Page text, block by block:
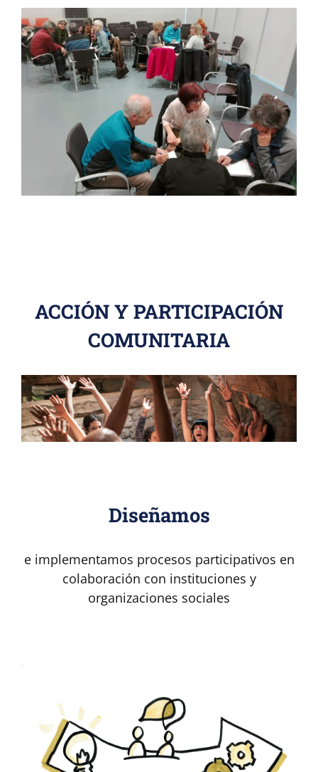
ACCIÓN Y PARTICIPACIÓN
COMUNITARIA
Diseñamos
e implementamos procesos participativos en
colaboración con instituciones y
organizaciones sociales